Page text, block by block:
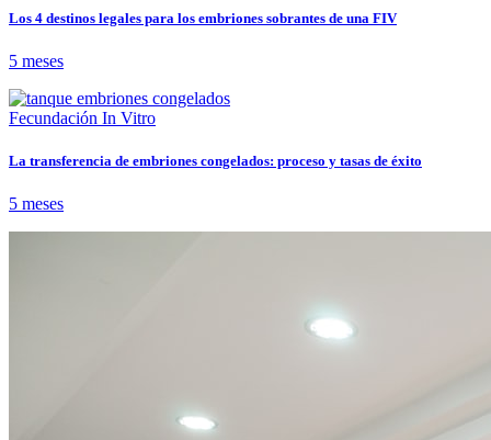
Los 4 destinos legales para los embriones sobrantes de una FIV
5 meses
Fecundación In Vitro
La transferencia de embriones congelados: proceso y tasas de éxito
5 meses